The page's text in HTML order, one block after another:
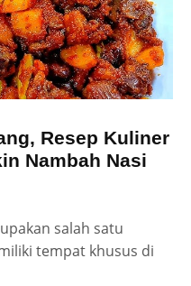
Resep Kuliner
Nambah Nasi
salah satu
tempat khusus di